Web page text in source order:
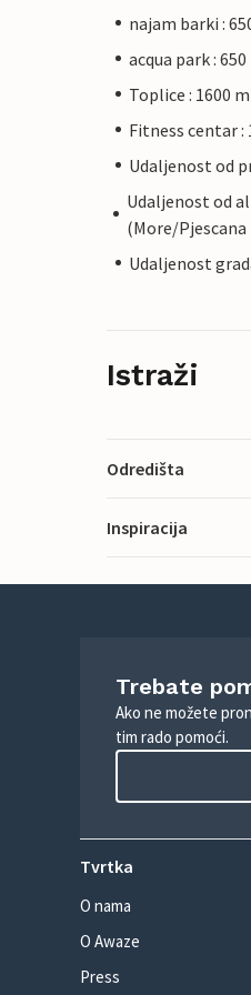
najam barki :
acqua park : 650
Toplice : 1600 m
Fitness centar :
Udaljenost od
Udaljenost od
(More/Pjescana
Udaljenost
Istraži
Odredišta
Inspiracija
Trebate
Ako ne možete
tim rado pomoći.
Tvrtka
O nama
O Awaze
Press